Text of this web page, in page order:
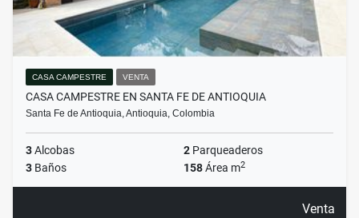
CASA CAMPESTRE VENTA
CASA CAMPESTRE EN SANTA FE DE ANTIOQUIA
Santa Fe de Antioquia, Antioquia, Colombia
3Alcobas 2 Parqueaderos
3 Baños 158Área m2
Venta